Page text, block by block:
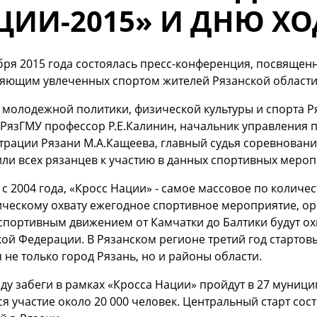
2015» И ДНЮ
2015 года состоялась пресс-конференция,
увлеченных спортом жителей Рязанской
политики, физической культуры и спорта
профессор Р.Е.Калинин, начальник управления
Рязани М.А.Кащеева, главный судья
всех рязанцев к участию в данных спортивных
2004 года, «Кросс Нации» - самое массовое по
охвату ежегодное спортивное мероприятие,
движением от Камчатки до Балтики будут
Федерации. В Рязанском регионе третий год
не только город Рязань, но и районы области.
забеги в рамках «Кросса Нации» пройдут в 27
участие около 20 000 человек. Центральный старт